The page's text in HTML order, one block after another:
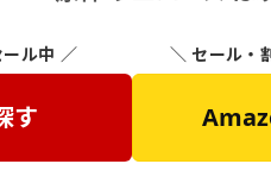
ル中 ／
す
＼ セール・